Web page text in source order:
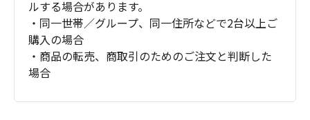
ルする場合があります。
・同一世帯／グループ、同一住所などで2台以上ご
購入の場合
・商品の転売、商取引のためのご注文と判断した
場合